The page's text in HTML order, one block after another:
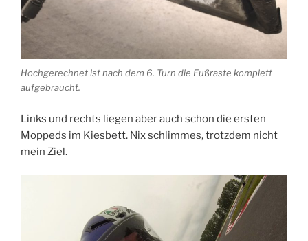
Hochgerechnet ist nach dem 6. Turn die Fußraste komplett
aufgebraucht.
Links und rechts liegen aber auch schon die ersten
Moppeds im Kiesbett. Nix schlimmes, trotzdem nicht
mein Ziel.